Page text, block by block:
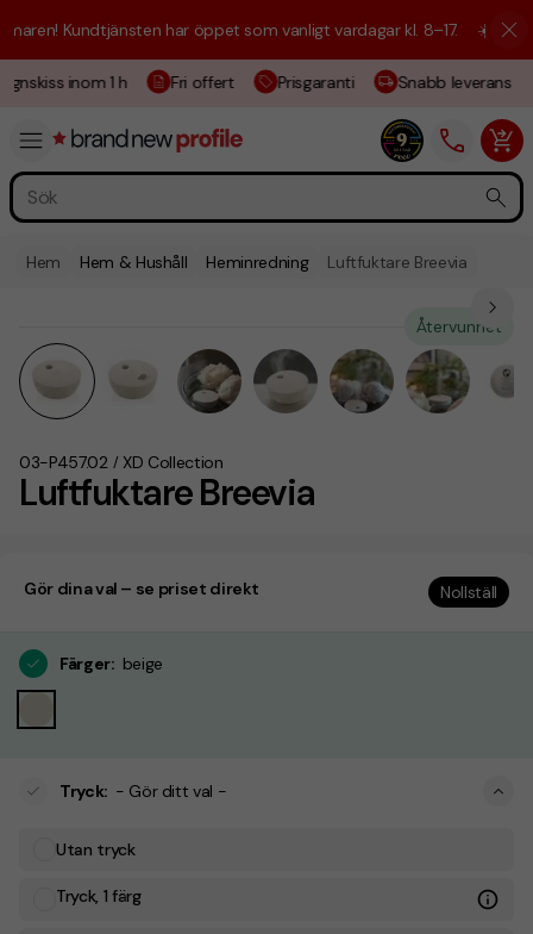
Kundtjänsten har öppet som vanligt vardagar kl. 8–17. ☀️ Vi är här
inom 1 h Fri offert Prisgaranti Snabb leverans
Hem Hem & Hushåll Heminredning Luftfuktare Breevia
Luftfuktare Breevia
03-P457.02 / XD Collection
Återvunnet
Gör dina val – se priset direkt Nollställ
Färger: beige
Tryck: - Gör ditt val -
Utan tryck
Tryck, 1 färg